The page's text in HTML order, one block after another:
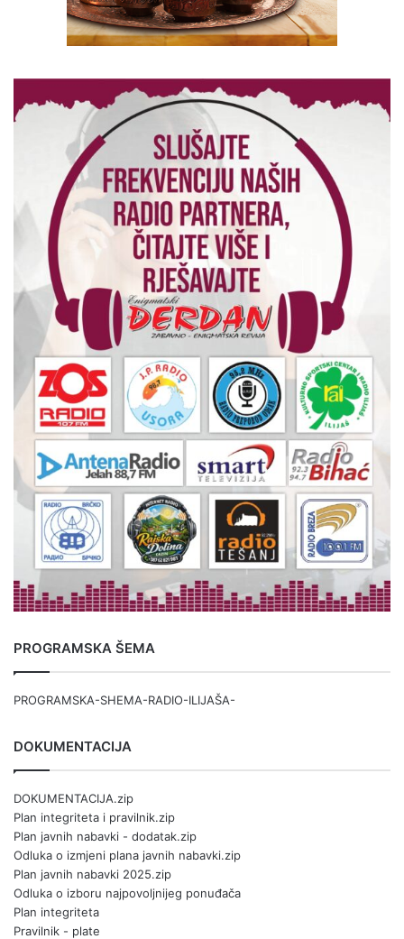
PROGRAMSKA ŠEMA
PROGRAMSKA-SHEMA-RADIO-ILIJAŠA-
DOKUMENTACIJA
DOKUMENTACIJA.zip
Plan integriteta i pravilnik.zip
Plan javnih nabavki - dodatak.zip
Odluka o izmjeni plana javnih nabavki.zip
Plan javnih nabavki 2025.zip
Odluka o izboru najpovoljnijeg ponuđača
Plan integriteta
Pravilnik - plate